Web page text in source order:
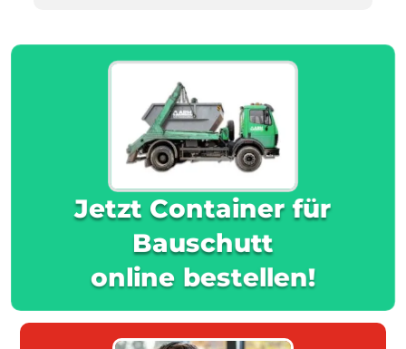
Jetzt Container für
Bauschutt
online bestellen!